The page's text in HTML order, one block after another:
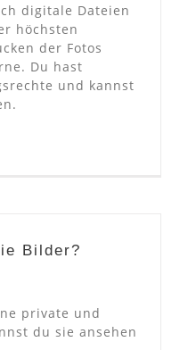
digitale Dateien
höchsten
der Fotos
Du hast
und kannst
Bilder?
private und
du sie ansehen